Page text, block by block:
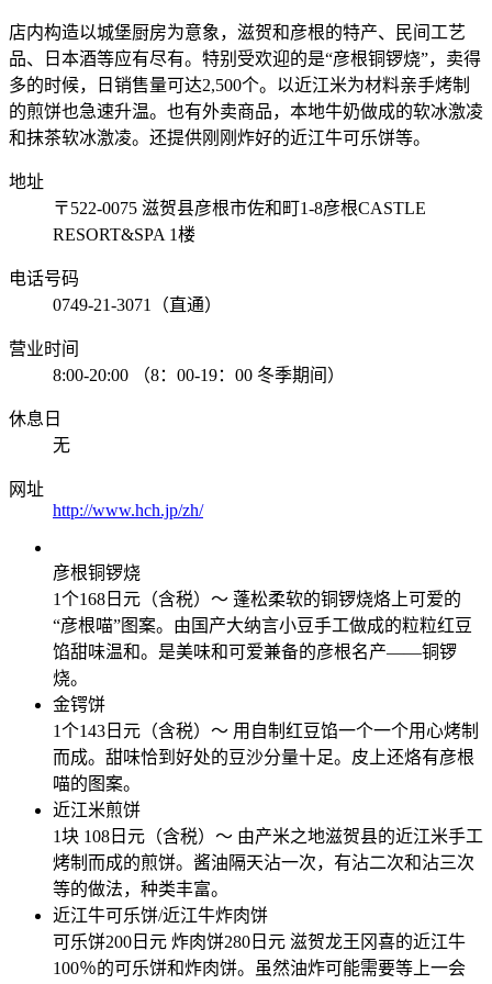
店内构造以城堡厨房为意象，滋贺和彦根的特产、民间工艺
品、日本酒等应有尽有。特别受欢迎的是“彦根铜锣烧”，卖得
多的时候，日销售量可达2,500个。以近江米为材料亲手烤制
的煎饼也急速升温。也有外卖商品，本地牛奶做成的软冰激凌
和抹茶软冰激凌。还提供刚刚炸好的近江牛可乐饼等。
地址
〒522-0075 滋贺县彦根市佐和町1-8彦根CASTLE
RESORT&SPA 1楼
电话号码
0749-21-3071（直通）
营业时间
8:00-20:00 （8：00-19：00 冬季期间）
休息日
无
网址
http://www.hch.jp/zh/
彦根铜锣烧
1个168日元（含税）～ 蓬松柔软的铜锣烧烙上可爱的
“彦根喵”图案。由国产大纳言小豆手工做成的粒粒红豆
馅甜味温和。是美味和可爱兼备的彦根名产——铜锣
烧。
金锷饼
1个143日元（含税）～ 用自制红豆馅一个一个用心烤制
而成。甜味恰到好处的豆沙分量十足。皮上还烙有彦根
喵的图案。
近江米煎饼
1块 108日元（含税）～ 由产米之地滋贺县的近江米手工
烤制而成的煎饼。酱油隔天沾一次，有沾二次和沾三次
等的做法，种类丰富。
近江牛可乐饼/近江牛炸肉饼
可乐饼200日元 炸肉饼280日元 滋贺龙王冈喜的近江牛
100％的可乐饼和炸肉饼。虽然油炸可能需要等上一会